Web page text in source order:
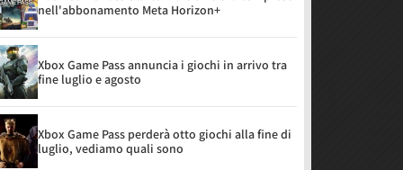
nell'abbonamento Meta Horizon+
Xbox Game Pass annuncia i giochi in arrivo tra
fine luglio e agosto
Xbox Game Pass perderà otto giochi alla fine di
luglio, vediamo quali sono